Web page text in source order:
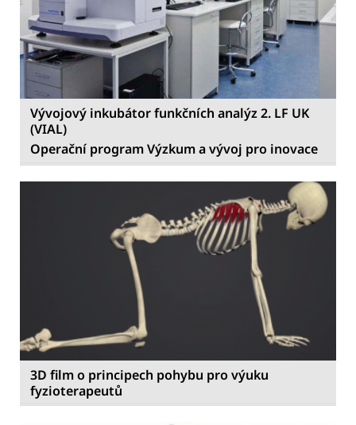
Vývojový inkubátor funkčních analýz 2. LF UK
(VIAL)
Operační program Výzkum a vývoj pro inovace
3D film o principech pohybu pro výuku
fyzioterapeutů